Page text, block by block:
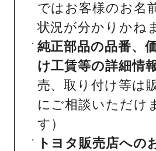
ではお客様のお名
状況が分かりかね
純正部品の品番、
け工賃等の詳細情
売、取り付け等は
にご相談いただけ
す）
トヨタ販売店への